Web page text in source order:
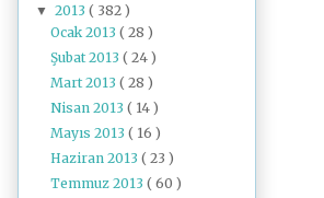
▼ 2013 ( 382 )
Ocak 2013( 28 )
Şubat 2013( 24 )
Mart 2013( 28 )
Nisan 2013( 14 )
Mayıs 2013( 16 )
Haziran 2013( 23 )
Temmuz 2013( 60 )